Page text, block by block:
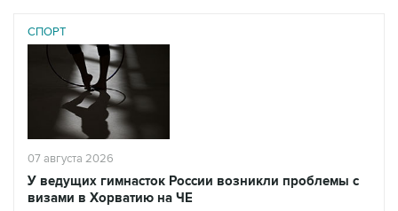
СПОРТ
07 августа 2026
У ведущих гимнасток России возникли проблемы с
визами в Хорватию на ЧЕ